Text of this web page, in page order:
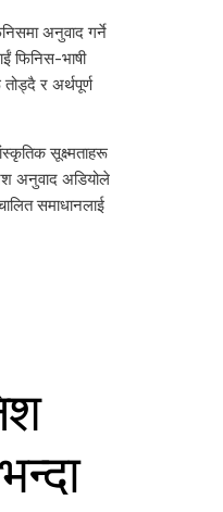
अनुवाद गर्ने
फिनिस-भाषी
र अर्थपूर्ण
सूक्ष्मताहरू
अनुवाद अडियोले
समाधानलाई